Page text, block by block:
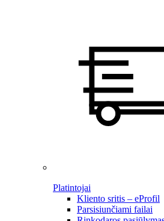
Platintojai
Kliento sritis – eProfil
Parsisiunčiami failai